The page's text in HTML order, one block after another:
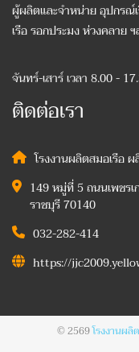
ผู้ผลิตและจำหน่าย อุปกรณ์
เรือ รอกประมง ห่วงคลาย
จันทร์-เสาร์ เวลา 8.00 -
ติดต่อเรา
โรงงานผลิตสมอเรือ
149 หมู่ที่ 5 ถนนเพชร
ราชบุรี 70140
032-282-414
https://
© 2569โรงงานผลิ